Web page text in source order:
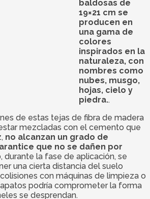
baldosas de
19×21 cm se
producen en
una gama de
colores
inspirados en la
naturaleza, con
nombres como
nubes, musgo,
hojas, cielo y
piedra..
de estas tejas de fibra de madera
mezcladas con el cemento que
no alcanzan un grado de
que no se dañen por
durante la fase de aplicación, se
una cierta distancia del suelo
con máquinas de limpieza o
podría comprometer la forma
se desprendan.